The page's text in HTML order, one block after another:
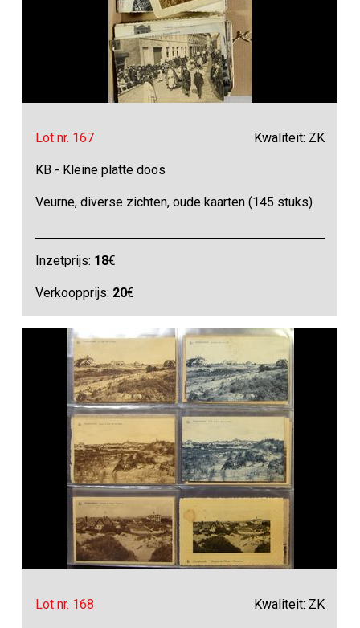
Lot nr. 167 Kwaliteit: ZK
KB - Kleine platte doos
Veurne, diverse zichten, oude kaarten (145 stuks)
Inzetprijs: 18€
Verkoopprijs: 20€
Lot nr. 168 Kwaliteit: ZK